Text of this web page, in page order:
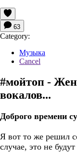
63
Category:
Музыка
Cancel
#мойтоп -
вокалов...
Доброго времени
Я вот то же решил
случае, это не